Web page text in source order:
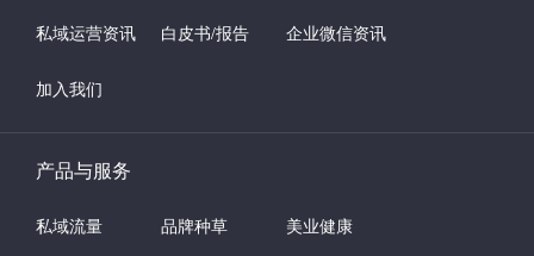
私域运营资讯 白皮书/报告 企业微信资讯
加入我们
产品与服务
私域流量 品牌种草 美业健康